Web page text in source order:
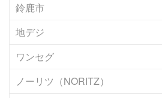
鈴鹿市
地デジ
ワンセグ
ノーリツ（NORITZ）